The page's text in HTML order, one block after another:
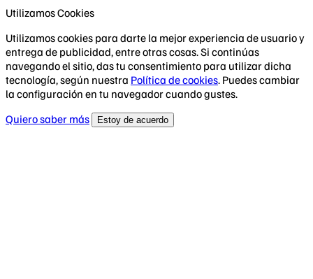
Utilizamos Cookies
Utilizamos cookies para darte la mejor experiencia de usuario y
entrega de publicidad, entre otras cosas. Si continúas
navegando el sitio, das tu consentimiento para utilizar dicha
tecnología, según nuestra Política de cookies. Puedes cambiar
la configuración en tu navegador cuando gustes.
Quiero saber más
Estoy de acuerdo